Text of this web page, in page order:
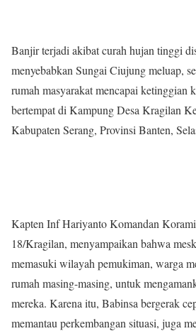
Banjir terjadi akibat curah hujan tinggi
menyebabkan Sungai Ciujung meluap,
rumah masyarakat mencapai ketinggian
bertempat di Kampung Desa Kragilan
Kabupaten Serang, Provinsi Banten,
Kapten Inf Hariyanto Komandan
18/Kragilan, menyampaikan bahwa
memasuki wilayah pemukiman, warga
rumah masing-masing, untuk
mereka. Karena itu, Babinsa bergerak
memantau perkembangan situasi, juga